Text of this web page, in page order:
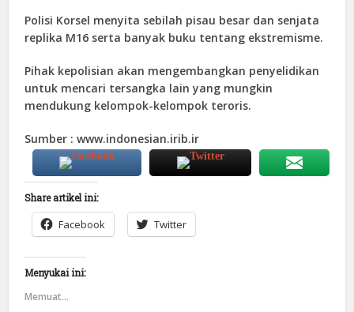
Polisi Korsel menyita sebilah pisau besar dan senjata
replika M16 serta banyak buku tentang ekstremisme.
Pihak kepolisian akan mengembangkan penyelidikan
untuk mencari tersangka lain yang mungkin
mendukung kelompok-kelompok teroris.
Sumber : www.indonesian.irib.ir
Share artikel ini:
Facebook Twitter
Menyukai ini:
Memuat...